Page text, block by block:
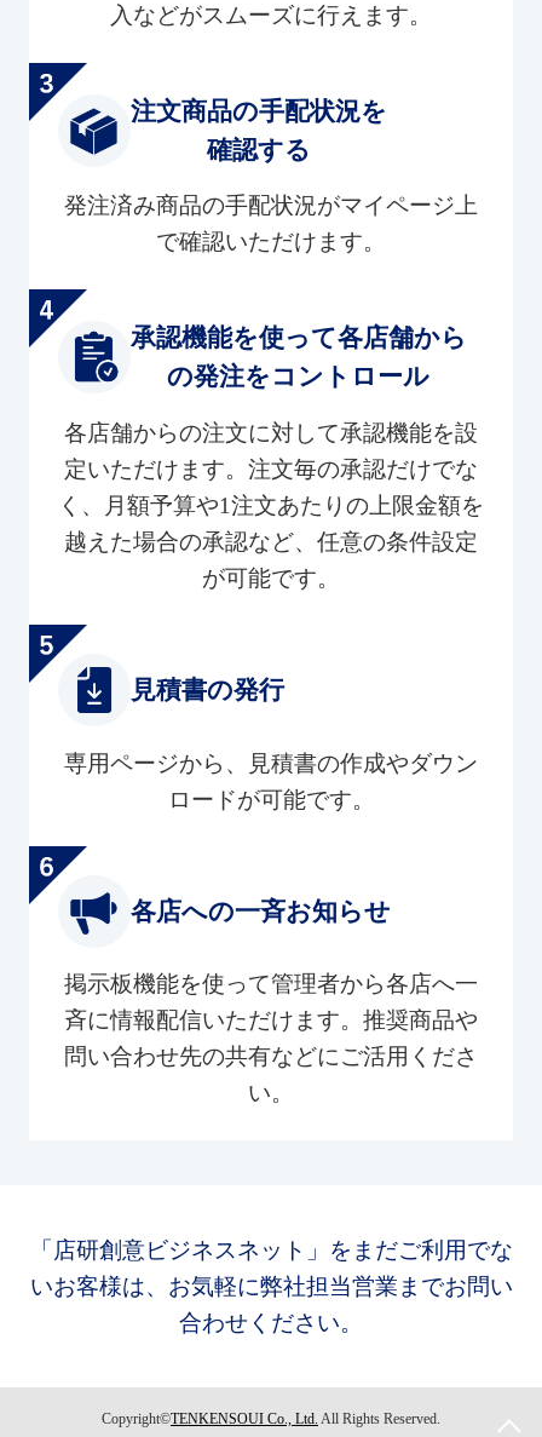
入などがスムーズに行えます。
注文商品の手配状況を
確認する
発注済み商品の手配状況がマイページ上
で確認いただけます。
承認機能を使って各店舗から
の発注をコントロール
各店舗からの注文に対して承認機能を設
定いただけます。注文毎の承認だけでな
く、月額予算や1注文あたりの上限金額を
越えた場合の承認など、任意の条件設定
が可能です。
見積書の発行
専用ページから、見積書の作成やダウン
ロードが可能です。
各店への一斉お知らせ
掲示板機能を使って管理者から各店へ一
斉に情報配信いただけます。推奨商品や
問い合わせ先の共有などにご活用くださ
い。
「店研創意ビジネスネット」をまだご利用でな
いお客様は、お気軽に弊社担当営業までお問い
合わせください。
Copyright©TENKENSOUI Co., Ltd. All Rights Reserved.